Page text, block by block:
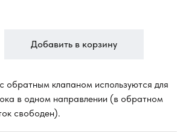
Добавить в корзину
обратным клапаном используются для
в одном направлении (в обратном
свободен).